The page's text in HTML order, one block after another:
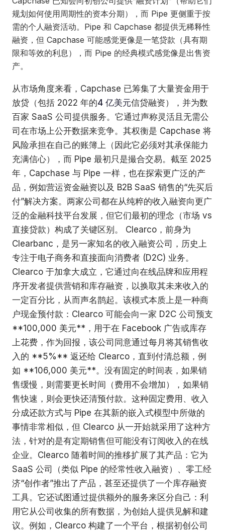
规划如何使用周期性的资本分期），而 Pipe 更侧重于按
需的个人融资活动。Pipe 和 Capchase 都提供无稀释性
融资，但 Capchase 可能感觉更像是一笔贷款（具有期
限和等效的利息），而 Pipe 的经典模式感觉像是出售资
产。
从市场角度来看，Capchase 已筹集了大量资金用于
放贷（包括 2022 年的4 亿美元信贷融资），并为数
百家 SaaS 公司提供服务。它通过声称灵活且无需公
司在市场上公开数据来竞争。其权衡是 Capchase 将
风险承担在自己的账簿上（因此它必须对其承保能力
充满信心），而 Pipe 最初只是撮合交易。截至 2025
年，Capchase 与 Pipe 一样，也在探索更广泛的产
品，例如营运资金融资以及 B2B SaaS 销售的“先买后
付”解决方案。两家公司都在从纯粹的收入融资向更广
泛的金融科技平台发展，但它们最初的理念（市场 vs
直接贷款）构成了关键区别。 Clearco，前身为
Clearbanc，是另一家知名的收入融资公司，历史上
专注于电子商务和直接面向消费者 (D2C) 业务。
Clearco 于加拿大成立，它通过向在线品牌和应用程
序开发者提供营销和库存融资，以换取其未来收入的
一定百分比，从而声名鹊起。该模式本质上是一种商
户现金预付款：Clearco 可能会向一家 D2C 公司预支
**100,000 美元**，用于在 Facebook 广告或库存
上花费，作为回报，该公司同意通过每月将其销售收
入的 **5%** 返还给 Clearco，直到付清总额，例
如 **106,000 美元**。没有固定的时间表，如果销
售缓慢，则需要更长时间（费用不会增加），如果销
售快速，则会更快还清预付款。这种固定费用、收入
分成还款方式与 Pipe 在其新的嵌入式模型中所做的
事情非常相似，但 Clearco 从一开始就采用了这种方
法，针对的是有定期销售但可能没有订阅收入的在线
企业。Clearco 随着时间的推移扩展了其产品：它为
SaaS 公司（类似 Pipe 的经常性收入融资）、零工经
济“创作者”推出了产品，甚至还提供了一个库存融资
工具。它还试图通过提供额外的服务来区分自己：利
用它从公司收集的所有数据，为创始人提供见解和建
议。例如，Clearco 构建了一个平台，根据初创公司